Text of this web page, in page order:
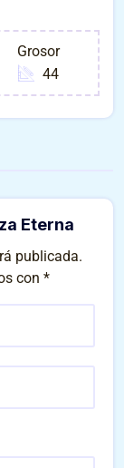
Grosor
44
Eterna
publicada.
con *